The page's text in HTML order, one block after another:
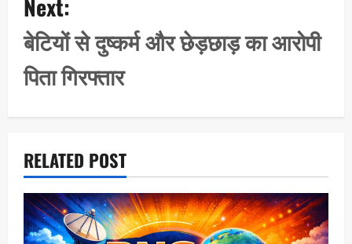
v
i
g
a
i
o
n
बेटियों से दुष्कर्म और छेड़छाड़ का आरोपी
पिता गिरफ्तार
RELATED POST